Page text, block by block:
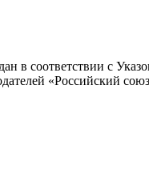
соответствии с
«Российский